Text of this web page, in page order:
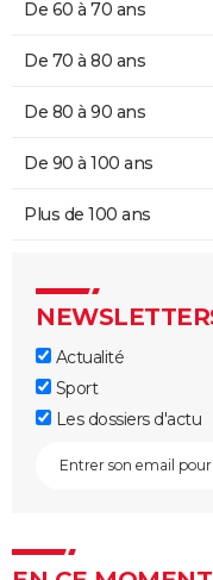
De 60 à 70 ans
De 70 à 80 ans
De 80 à 90 ans
De 90 à 100 ans
Plus de 100 ans
Actualité
Sport
Les dossiers d'actu